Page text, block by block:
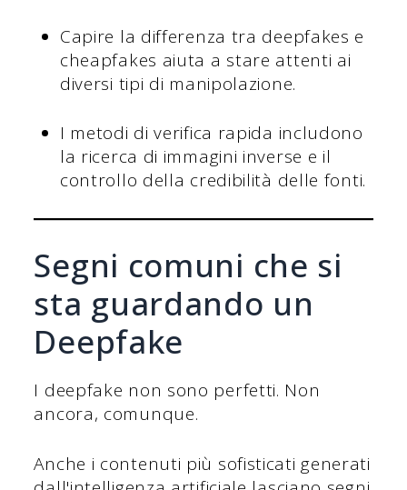
Capire la differenza tra deepfakes e
cheapfakes aiuta a stare attenti ai
diversi tipi di manipolazione.
I metodi di verifica rapida includono
la ricerca di immagini inverse e il
controllo della credibilità delle fonti.
Segni comuni che si
sta guardando un
Deepfake
I deepfake non sono perfetti. Non
ancora, comunque.
Anche i contenuti più sofisticati generati